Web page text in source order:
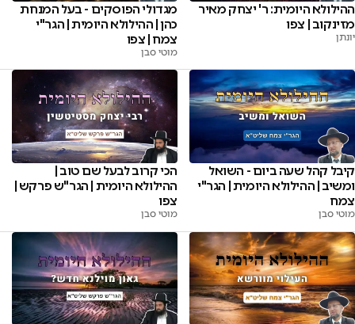
ההילולא היומית: ר' יצחק מאיר
מזינקוב | צפו
יונתן
מגדולי הפוסקים - בעל המנחת
כהן | ההילולא היומית | הגר"י
צמח | צפו
מוטי סבן
קיבל קהל שעה ביום - השואל
ומשיב | ההילולא היומית | הגר"י
צמח
מוטי סבן
הכי קרוב לבעל שם טוב |
ההילולא היומית | הגר"ש פרקש |
צפו
מוטי סבן